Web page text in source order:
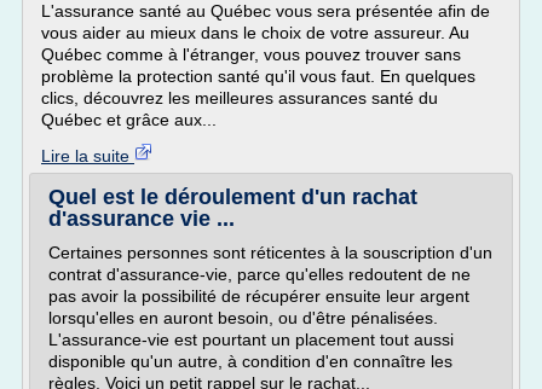
L'assurance santé au Québec vous sera présentée afin de
vous aider au mieux dans le choix de votre assureur. Au
Québec comme à l'étranger, vous pouvez trouver sans
problème la protection santé qu'il vous faut. En quelques
clics, découvrez les meilleures assurances santé du
Québec et grâce aux...
Lire la suite
Quel est le déroulement d'un rachat
d'assurance vie ...
Certaines personnes sont réticentes à la souscription d'un
contrat d'assurance-vie, parce qu'elles redoutent de ne
pas avoir la possibilité de récupérer ensuite leur argent
lorsqu'elles en auront besoin, ou d'être pénalisées.
L'assurance-vie est pourtant un placement tout aussi
disponible qu'un autre, à condition d'en connaître les
règles. Voici un petit rappel sur le rachat...